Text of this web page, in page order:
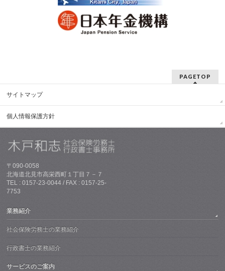
PAGETOP
サイトマップ
個人情報保護方針
〒090-0058
北海道北見市高栄西町１丁目７－７
TEL : 0157-23-0044 / FAX : 0157-25-
7753
業務紹介
社会保険労務士の業務紹介
行政書士の業務紹介
サービスのご案内